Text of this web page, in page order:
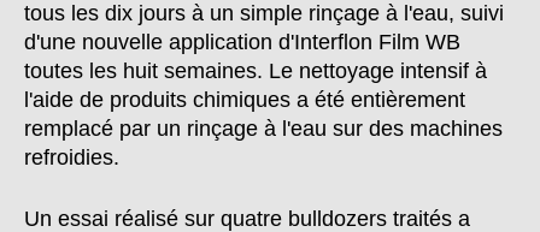
tous les dix jours à un simple rinçage à l'eau, suivi
d'une nouvelle application d'Interflon Film WB
toutes les huit semaines. Le nettoyage intensif à
l'aide de produits chimiques a été entièrement
remplacé par un rinçage à l'eau sur des machines
refroidies.
Un essai réalisé sur quatre bulldozers traités a